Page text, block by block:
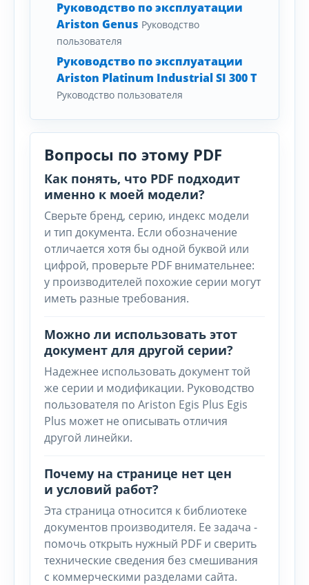
Руководство по эксплуатации
Ariston Genus Руководство
пользователя
Руководство по эксплуатации
Ariston Platinum Industrial SI 300 T
Руководство пользователя
Вопросы по этому PDF
Как понять, что PDF подходит
именно к моей модели?
Сверьте бренд, серию, индекс модели
и тип документа. Если обозначение
отличается хотя бы одной буквой или
цифрой, проверьте PDF внимательнее:
у производителей похожие серии могут
иметь разные требования.
Можно ли использовать этот
документ для другой серии?
Надежнее использовать документ той
же серии и модификации. Руководство
пользователя по Ariston Egis Plus Egis
Plus может не описывать отличия
другой линейки.
Почему на странице нет цен
и условий работ?
Эта страница относится к библиотеке
документов производителя. Ее задача -
помочь открыть нужный PDF и сверить
технические сведения без смешивания
с коммерческими разделами сайта.